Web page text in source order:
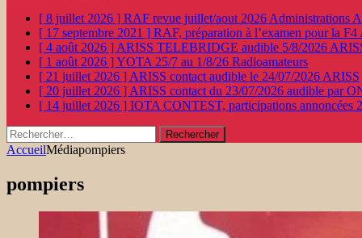
[ 8 juillet 2026 ] RAF revue juillet/aout 2026 Administrations
[ 17 septembre 2021 ] RAF, préparation à l’examen pour la F4
[ 4 août 2026 ] ARISS TELEBRIDGE audible 5/8/2026
[ 1 août 2026 ]YOTA 25/7 au 1/8/26 Radioamateurs
[ 21 juillet 2026 ] ARISS contact audible le 24/07/2026 ARISS
[ 20 juillet 2026 ] ARISS contact du 23/07/2026 audible par
[ 14 juillet 2026 ] IOTA CONTEST, participations annoncées
Rechercher :
AccueilMédiapompiers
pompiers